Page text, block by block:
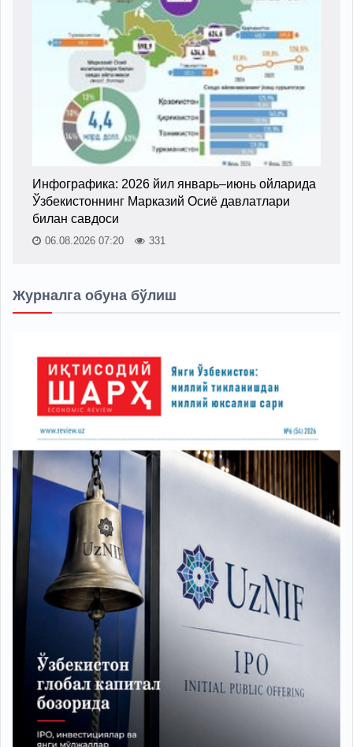
Инфографика: 2026 йил январь–июнь ойларида
Ўзбекистоннинг Марказий Осиё давлатлари
билан савдоси
06.08.2026 07:20 331
Журналга обуна бўлиш